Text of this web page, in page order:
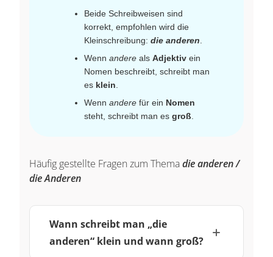
Beide Schreibweisen sind
korrekt, empfohlen wird die
Kleinschreibung: die anderen
Wenn andere als Adjektiv ein
Nomen beschreibt, schreibt man
es klein
Wenn andere für ein Nomen
steht, schreibt man es groß
Häufig gestellte Fragen zum Themadie anderen /
die Anderen
Wann schreibt man „die
anderen“ klein und wann groß?